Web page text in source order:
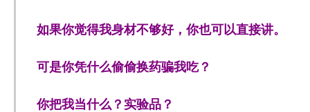
如果你觉得我身材不够好，你也可以直接讲。
可是你凭什么偷偷换药骗我吃？
你把我当什么？实验品？